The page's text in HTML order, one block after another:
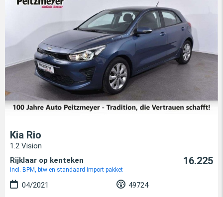
Kia Rio
1.2 Vision
Rijklaar op kenteken
incl. BPM, btw en standaard import pakket
16.225
04/2021
49724